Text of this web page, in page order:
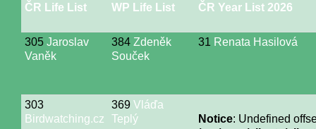
ČR Life List WP Life List ČR Year List 2026
305 Jaroslav
Vaněk
384 Zdeněk
Souček
31 Renata Hasilová
303
Birdwatching.cz
369 Vláďa
Teplý
Notice: Undefined